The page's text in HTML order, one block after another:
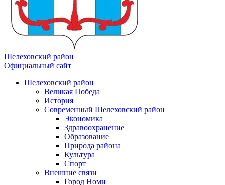
Шелеховский район
Официальный сайт
Шелеховский район
Великая Победа
История
Современный Шелеховский район
Экономика
Здравоохранение
Образование
Природа района
Культура
Спорт
Внешние связи
Город Номи